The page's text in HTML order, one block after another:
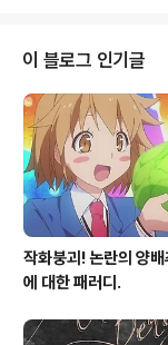
된다. 스무살 때부터 꿈꿔
문해 크리에이티브 디
되기까지. 일과 삶 모든 영
를 실천해 온 진짜 광고인
총연합회가 운영하는 유
프가 함께 진행하..
이 블로그 인기글
작화붕괴! 논란의 양
에 대한 패러디.